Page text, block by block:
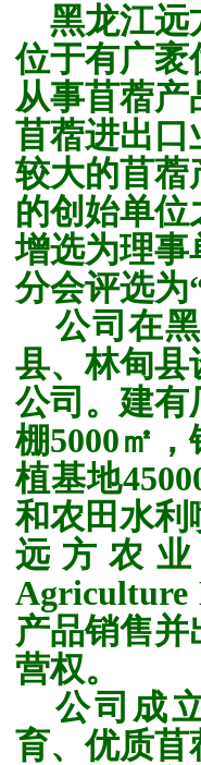
黑龙江远
位于有广袤
从事苜蓿
苜蓿进出口
较大的苜蓿
的创始单
增选为理事
分会评选为
公司在
县、林甸县
公司。建有
棚5000㎡
植基地
和农田水
远方农
Agriculture
产品销售
营权。
公司成
育、优质苜